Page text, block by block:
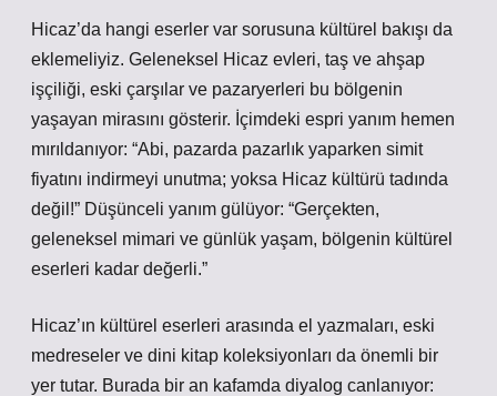
Hicaz’da hangi eserler var sorusuna kültürel bakışı da
eklemeliyiz. Geleneksel Hicaz evleri, taş ve ahşap
işçiliği, eski çarşılar ve pazaryerleri bu bölgenin
yaşayan mirasını gösterir. İçimdeki espri yanım hemen
mırıldanıyor: “Abi, pazarda pazarlık yaparken simit
fiyatını indirmeyi unutma; yoksa Hicaz kültürü tadında
değil!” Düşünceli yanım gülüyor: “Gerçekten,
geleneksel mimari ve günlük yaşam, bölgenin kültürel
eserleri kadar değerli.”
Hicaz’ın kültürel eserleri arasında el yazmaları, eski
medreseler ve dini kitap koleksiyonları da önemli bir
yer tutar. Burada bir an kafamda diyalog canlanıyor: